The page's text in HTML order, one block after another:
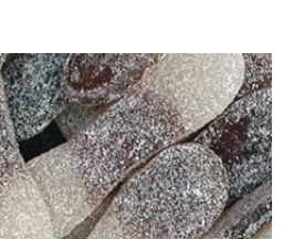
variaties.
Deze
optie
kan
gekozen
worden
op
de
productpagina